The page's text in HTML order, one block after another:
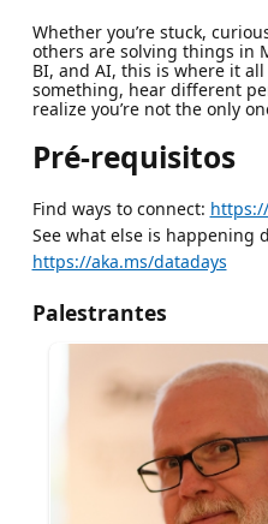
Whether you’re stuck,
others are solving things in
BI, and AI, this is where it all
something, hear different
realize you’re not the only
Pré-requisitos
Find ways to connect:
See what else is happening
https://aka.ms/datadays
Palestrantes